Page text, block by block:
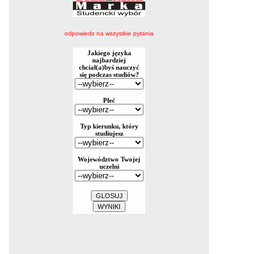
odpowiedz na wszystkie pytania